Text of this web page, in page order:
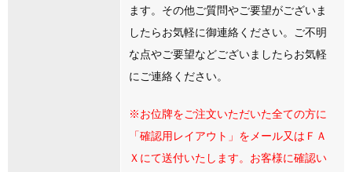
ます。その他ご質問やご要望がございま
したらお気軽に御連絡ください。ご不明
な点やご要望などございましたらお気軽
にご連絡ください。
※お位牌をご注文いただいた全ての方に
「確認用レイアウト」をメール又はＦＡ
Ｘにて送付いたします。お客様に確認い